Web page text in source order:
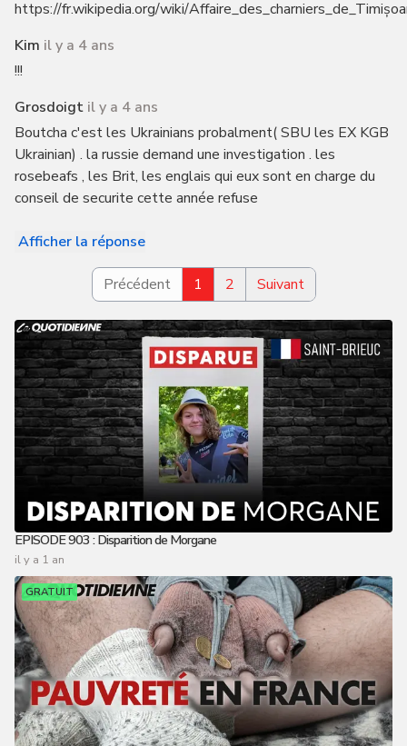
https://fr.wikipedia.org/wiki/
Kim il y a 4 ans
!!!
Grosdoigt il y a 4 ans
Boutcha c'est les Ukrainians probalment( SBU les EX KGB
Ukrainian) . la russie demand une investigation . les
rosebeafs , les Brit, les englais qui eux sont en charge du
conseil de securite cette année refuse
Afficher la réponse
Précédent 1 2 Suivant
EPISODE 903 : Disparition de Morgane
il y a 1 an
GRATUIT